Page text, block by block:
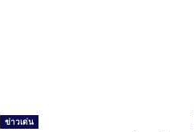
ข่าวเด่น